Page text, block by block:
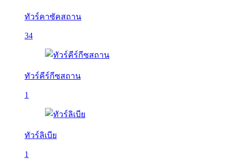
ทัวร์คาซัคสถาน
34
ทัวร์คีร์กีซสถาน
1
ทัวร์ลิเบีย
1